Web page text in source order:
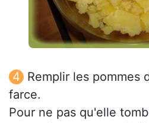
Remplir les pommes
farce.
Pour ne pas qu'elle